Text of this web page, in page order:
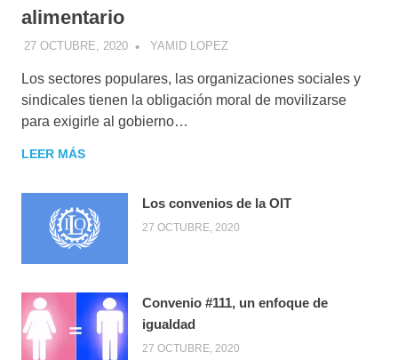
alimentario
27 OCTUBRE, 2020 YAMID LOPEZ
Los sectores populares, las organizaciones sociales y
sindicales tienen la obligación moral de movilizarse
para exigirle al gobierno…
LEER MÁS
Los convenios de la OIT
27 OCTUBRE, 2020
Convenio #111, un enfoque de
igualdad
27 OCTUBRE, 2020